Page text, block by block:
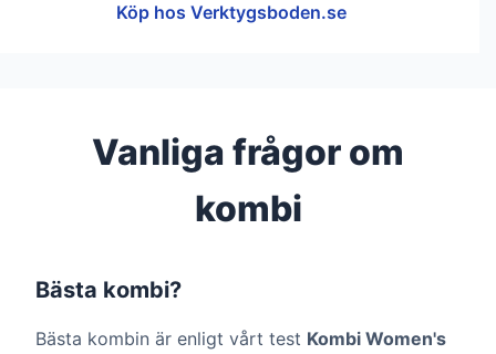
Köp hos Verktygsboden.se
Vanliga frågor om
kombi
Bästa kombi?
Bästa kombin är enligt vårt test Kombi Women's